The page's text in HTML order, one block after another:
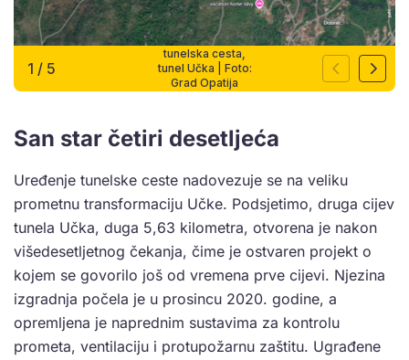
tunelska cesta,
tunel Učka | Foto:
Grad Opatija
1 / 5
San star četiri desetljeća
Uređenje tunelske ceste nadovezuje se na veliku
prometnu transformaciju Učke. Podsjetimo, druga cijev
tunela Učka, duga 5,63 kilometra, otvorena je nakon
višedesetljetnog čekanja, čime je ostvaren projekt o
kojem se govorilo još od vremena prve cijevi. Njezina
izgradnja počela je u prosincu 2020. godine, a
opremljena je naprednim sustavima za kontrolu
prometa, ventilaciju i protupožarnu zaštitu. Ugrađene